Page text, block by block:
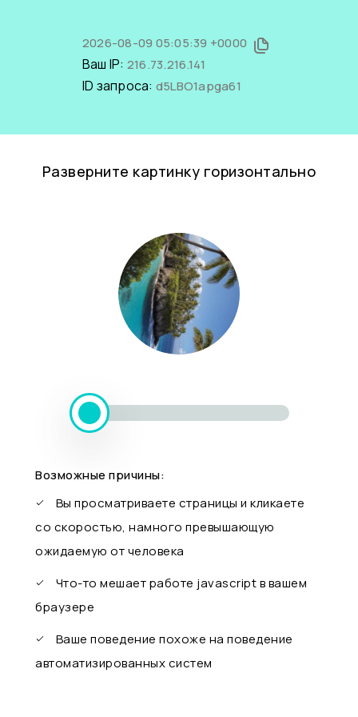
2026-08-09 05:05:39 +0000
Ваш IP: 216.73.216.141
ID запроса: d5LBO1apga61
Разверните картинку горизонтально
Возможные причины:
Вы просматриваете страницы и кликаете
со скоростью, намного превышающую
ожидаемую от человека
Что-то мешает работе javascript в вашем
браузере
Ваше поведение похоже на поведение
автоматизированных систем